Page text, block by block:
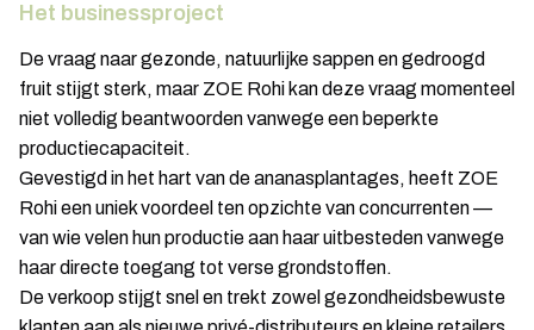
Het businessproject
De vraag naar gezonde, natuurlijke sappen en gedroogd
fruit stijgt sterk, maar ZOE Rohi kan deze vraag momenteel
niet volledig beantwoorden vanwege een beperkte
productiecapaciteit.
Gevestigd in het hart van de ananasplantages, heeft ZOE
Rohi een uniek voordeel ten opzichte van concurrenten —
van wie velen hun productie aan haar uitbesteden vanwege
haar directe toegang tot verse grondstoffen.
De verkoop stijgt snel en trekt zowel gezondheidsbewuste